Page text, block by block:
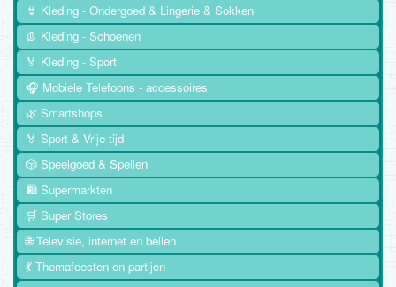
👙 Kleding - Ondergoed & Lingerie & Sokken
👢 Kleding - Schoenen
🏅 Kleding - Sport
🎧 Mobiele Telefoons - accessoires
🌿 Smartshops
🏅 Sport & Vrije tijd
🎲 Speelgoed & Spellen
🛍️ Supermarkten
🛒 Super Stores
🌐 Televisie, internet en bellen
💃 Themafeesten en partijen